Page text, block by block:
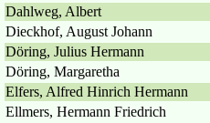
Dahlweg, Albert
Dieckhof, August Johann
Döring, Julius Hermann
Döring, Margaretha
Elfers, Alfred Hinrich Hermann
Ellmers, Hermann Friedrich